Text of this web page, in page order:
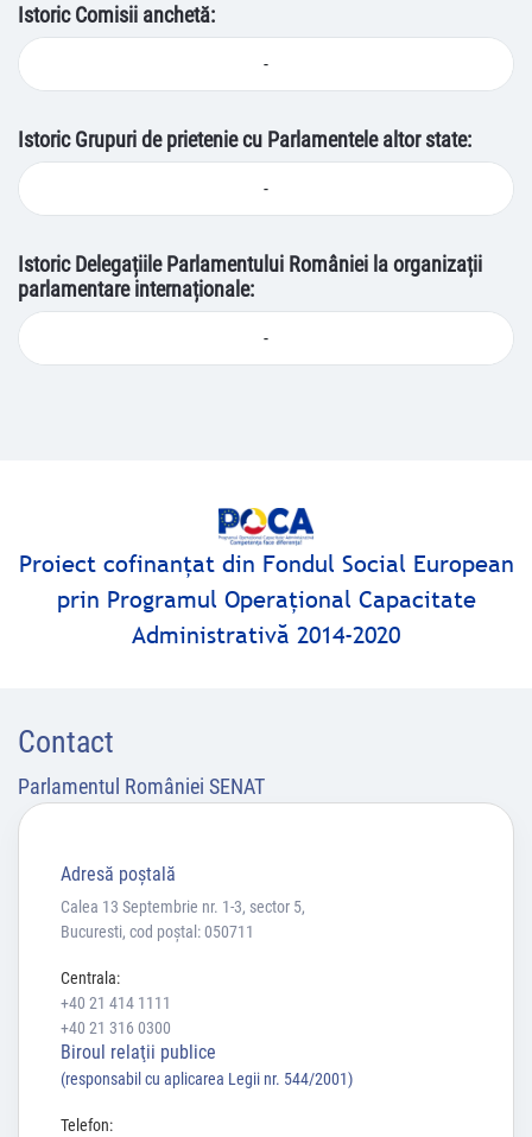
Istoric Comisii anchetă:
-
Istoric Grupuri de prietenie cu Parlamentele altor state:
-
Istoric Delegațiile Parlamentului României la organizații
parlamentare internaționale:
-
Proiect cofinanţat din Fondul Social European
prin Programul Operaţional Capacitate
Administrativă 2014-2020
Contact
Parlamentul României SENAT
Adresă poştală
Calea 13 Septembrie nr. 1-3, sector 5,
Bucuresti, cod poștal: 050711
Centrala:
+40 21 414 1111
+40 21 316 0300
Biroul relaţii publice
(responsabil cu aplicarea Legii nr. 544/2001)
Telefon: